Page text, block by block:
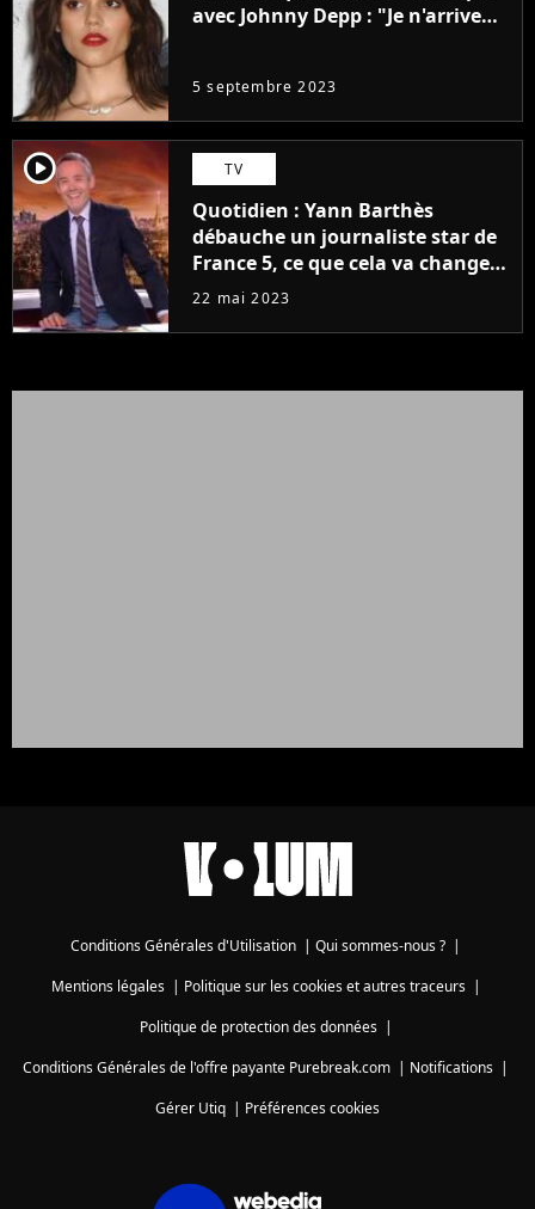
avec Johnny Depp : "Je n'arrive
5 septembre 2023
player2 TV
Quotidien : Yann Barthès
débauche un journaliste star de
France 5, ce que cela va changer
à la rentrée
22 mai 2023
Conditions Générales d'Utilisation | Qui sommes-nous ? |
Mentions légales| Politique sur les cookies et autres traceurs|
Politique de protection des données|
Conditions Générales de l'offre payante Purebreak.com | Notifications |
Gérer Utiq | Préférences cookies